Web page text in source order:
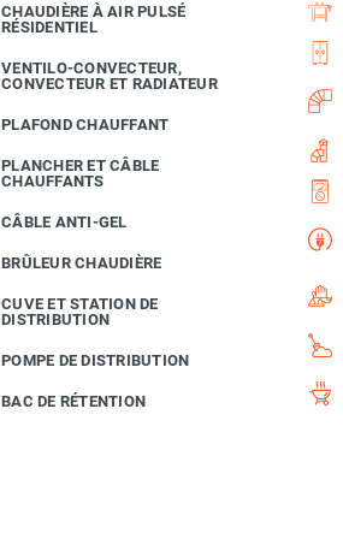
CHAUDIÈRE À AIR PULSÉ
RÉSIDENTIEL
VENTILO-CONVECTEUR,
CONVECTEUR ET RADIATEUR
PLAFOND CHAUFFANT
PLANCHER ET CÂBLE
CHAUFFANTS
CÂBLE ANTI-GEL
BRÛLEUR CHAUDIÈRE
CUVE ET STATION DE
DISTRIBUTION
POMPE DE DISTRIBUTION
BAC DE RÉTENTION